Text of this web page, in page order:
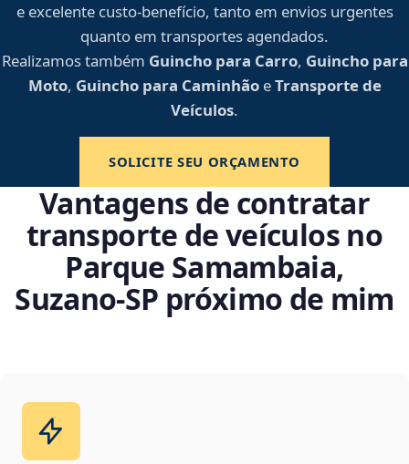
e excelente custo-benefício, tanto em envios urgentes
quanto em transportes agendados.
Realizamos também Guincho para Carro, Guincho para
Moto, Guincho para CaminhãoeTransporte de
Veículos.
SOLICITE SEU ORÇAMENTO
Vantagens de contratar
transporte de veículos no
Parque Samambaia,
Suzano‑SP próximo de mim